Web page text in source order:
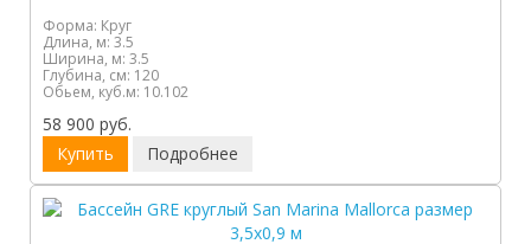
Форма: Круг
Длина, м: 3.5
Ширина, м: 3.5
Глубина, см: 120
Обьем, куб.м: 10.102
58 900 руб.
Купить
Подробнее